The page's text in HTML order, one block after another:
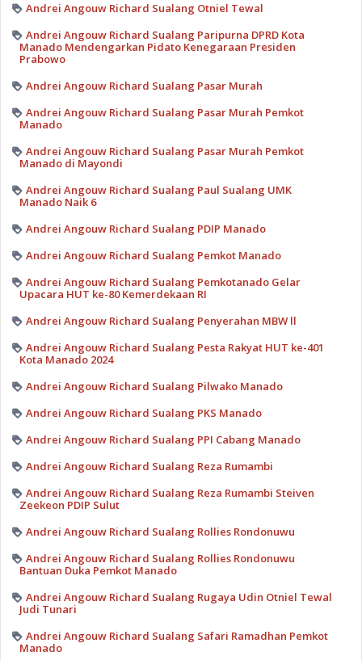
Andrei Angouw Richard Sualang Otniel Tewal
Andrei Angouw Richard Sualang Paripurna DPRD Kota
Manado Mendengarkan Pidato Kenegaraan Presiden
Prabowo
Andrei Angouw Richard Sualang Pasar Murah
Andrei Angouw Richard Sualang Pasar Murah Pemkot
Manado
Andrei Angouw Richard Sualang Pasar Murah Pemkot
Manado di Mayondi
Andrei Angouw Richard Sualang Paul Sualang UMK
Manado Naik 6
Andrei Angouw Richard Sualang PDIP Manado
Andrei Angouw Richard Sualang Pemkot Manado
Andrei Angouw Richard Sualang Pemkotanado Gelar
Upacara HUT ke-80 Kemerdekaan RI
Andrei Angouw Richard Sualang Penyerahan MBW ll
Andrei Angouw Richard Sualang Pesta Rakyat HUT ke-401
Kota Manado 2024
Andrei Angouw Richard Sualang Pilwako Manado
Andrei Angouw Richard Sualang PKS Manado
Andrei Angouw Richard Sualang PPI Cabang Manado
Andrei Angouw Richard Sualang Reza Rumambi
Andrei Angouw Richard Sualang Reza Rumambi Steiven
Zeekeon PDIP Sulut
Andrei Angouw Richard Sualang Rollies Rondonuwu
Andrei Angouw Richard Sualang Rollies Rondonuwu
Bantuan Duka Pemkot Manado
Andrei Angouw Richard Sualang Rugaya Udin Otniel Tewal
Judi Tunari
Andrei Angouw Richard Sualang Safari Ramadhan Pemkot
Manado